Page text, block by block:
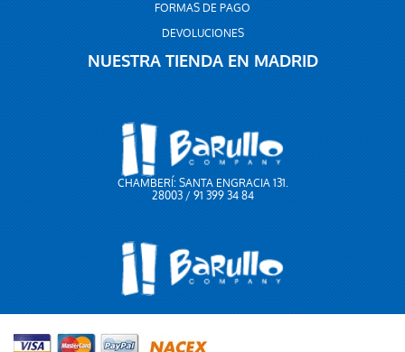
FORMAS DE PAGO
DEVOLUCIONES
NUESTRA TIENDA EN MADRID
CHAMBERÍ: SANTA ENGRACIA 131.
28003 / 91 399 34 84